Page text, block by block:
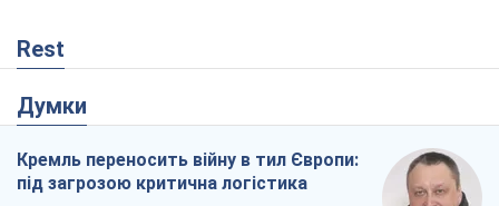
Rest
Думки
Кремль переносить війну в тил Європи:
під загрозою критична логістика